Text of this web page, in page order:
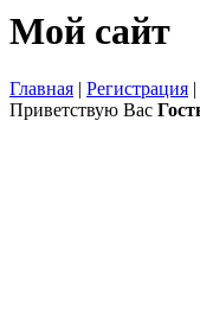
Мой сайт
Главная | Регистрация |
Приветствую Вас